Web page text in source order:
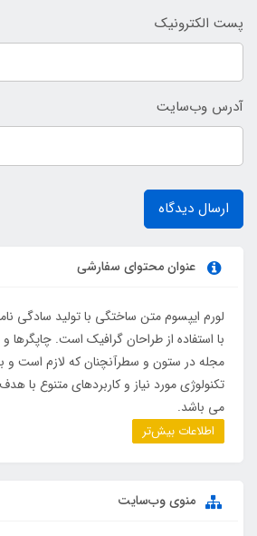
پست الکترونیک
آدرس وب‌سایت
ارسال دیدگاه
عنوان محتوای سفارشی
لورم ایپسوم متن ساختگی با تولید سادگی
با استفاده از طراحان گرافیک است. چاپگرها
مجله در ستون و سطرآنچنان که لازم است و
تکنولوژی مورد نیاز و کاربردهای متنوع با
می باشد.
اطلاعات بیش‌تر
منوی وب‌سایت